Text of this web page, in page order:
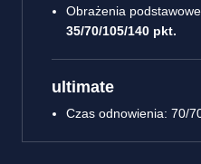
Obrażenia
35/70/105/140 pkt.
ultimate
Czas odnowienia: 70/